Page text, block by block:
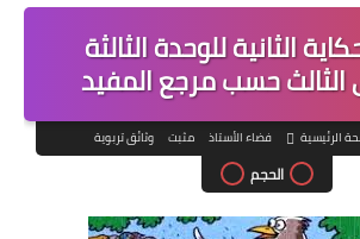
الثانية للوحدة الثالثة
حسب مرجع المفيد
الرئيسية فضاء الأستاذ مثبت وثائق تربوية
الحجم